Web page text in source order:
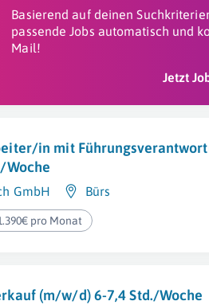
Basierend auf deinen
passende Jobs automatisch und
Mail!
Jetzt
in mit
Woche
GmbH Bürs
pro Monat
(m/w/d) 6-7,4 Std./Woche